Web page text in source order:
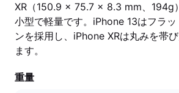
XR（150.9 x 75.7 x 8.3 mm、194g
小型で軽量です。iPhone 13はフラッ
ンを採用し、iPhone XRは丸みを帯
ます。
重量